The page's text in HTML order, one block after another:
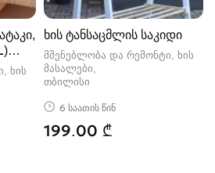
ხის
ხის ტანსაცმლის საკიდი
მშენებლობა და რემონტი, ხის
მასალები
თბილისი
6 საათის წინ
199.00 ₾